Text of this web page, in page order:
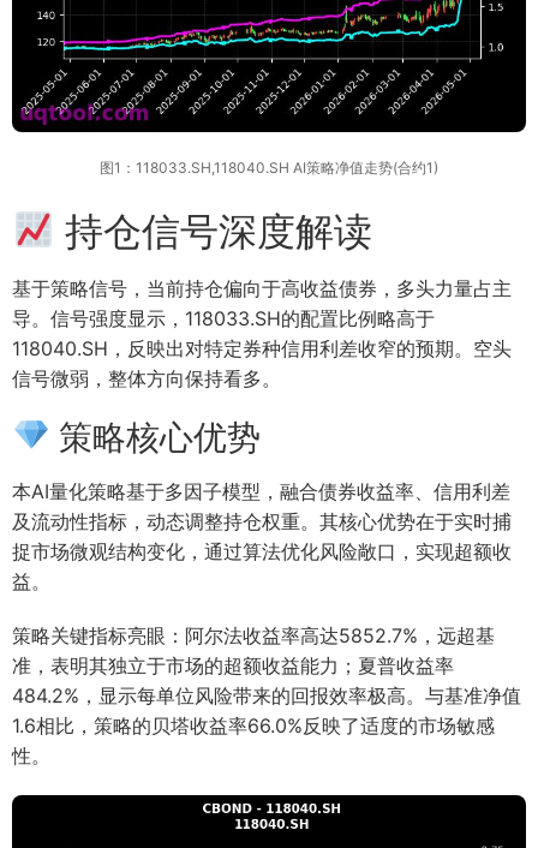
图1：118033.SH,118040.SH AI策略净值走势(合约1)
持仓信号深度解读
基于策略信号，当前持仓偏向于高收益债券，多头力量占主
导。信号强度显示，118033.SH的配置比例略高于
118040.SH，反映出对特定券种信用利差收窄的预期。空头
信号微弱，整体方向保持看多。
策略核心优势
本AI量化策略基于多因子模型，融合债券收益率、信用利差
及流动性指标，动态调整持仓权重。其核心优势在于实时捕
捉市场微观结构变化，通过算法优化风险敞口，实现超额收
益。
策略关键指标亮眼：阿尔法收益率高达5852.7%，远超基
准，表明其独立于市场的超额收益能力；夏普收益率
484.2%，显示每单位风险带来的回报效率极高。与基准净值
1.6相比，策略的贝塔收益率66.0%反映了适度的市场敏感
性。